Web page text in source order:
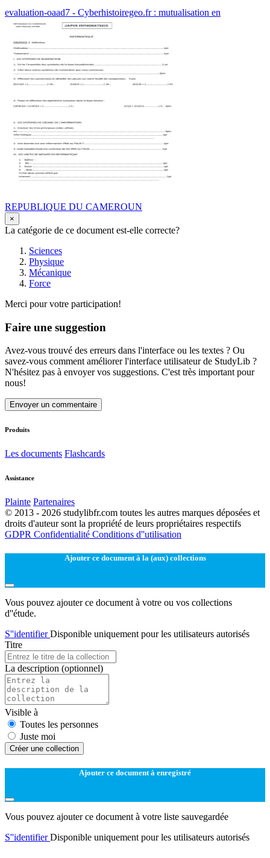
evaluation-oaad7 - Cyberhistoiregeo.fr : mutualisation en
REPUBLIQUE DU CAMEROUN
×
La catégorie de ce document est-elle correcte?
Sciences
Physique
Mécanique
Force
Merci pour votre participation!
Faire une suggestion
Avez-vous trouvé des erreurs dans l'interface ou les textes ? Ou
savez-vous comment améliorer l'interface utilisateur de StudyLib ?
N'hésitez pas à envoyer vos suggestions. C'est très important pour
nous!
Envoyer un commentaire
Produits
Les documents Flashcards
Assistance
Plainte Partenaires
© 2013 - 2026 studylibfr.com toutes les autres marques déposées et
droits d'auteur sont la propriété de leurs propriétaires respectifs
GDPR Confidentialité Conditions d''utilisation
Ajouter ce document à la (aux) collections
Vous pouvez ajouter ce document à votre ou vos collections
d''étude.
S''identifierDisponible uniquement pour les utilisateurs autorisés
Titre
La description (optionnel)
Visible à
Toutes les personnes
Juste moi
Créer une collection
Ajouter ce document à enregistré
Vous pouvez ajouter ce document à votre liste sauvegardée
S''identifierDisponible uniquement pour les utilisateurs autorisés